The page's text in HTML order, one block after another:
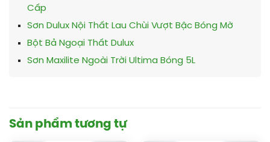
Cấp
Sơn Dulux Nội Thất Lau Chùi Vượt Bậc Bóng Mờ
Bột Bả Ngoại Thất Dulux
Sơn Maxilite Ngoài Trời Ultima Bóng 5L
Sản phẩm tương tự